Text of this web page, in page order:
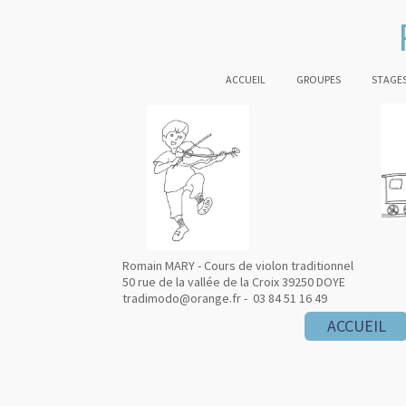
ACCUEIL GROUPES
Romain MARY - Cours de violon traditionnel
50 rue de la vallée de la Croix 39250 DOYE
tradimodo@orange.fr - 03 84 51 16 49
ACCUEIL